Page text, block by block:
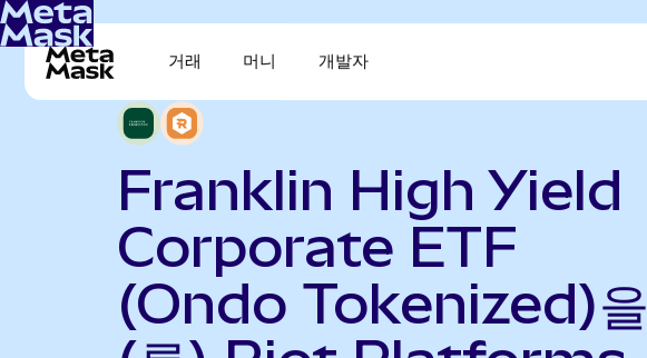
거래 머니 개발자
Franklin High Yield
Corporate ETF
(Ondo Tokenized)을